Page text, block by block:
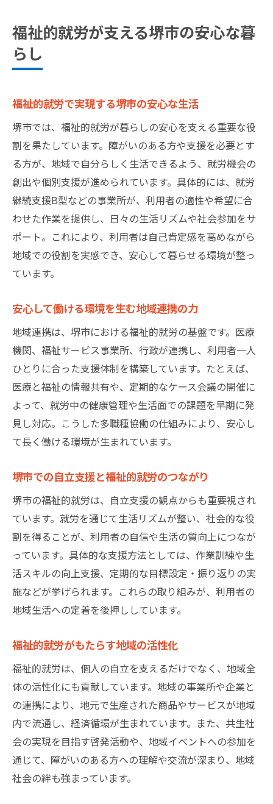
福祉的就労が支える堺市の安心な暮
らし
福祉的就労で実現する堺市の安心な生活
堺市では、福祉的就労が暮らしの安心を支える重要な役
割を果たしています。障がいのある方や支援を必要とす
る方が、地域で自分らしく生活できるよう、就労機会の
創出や個別支援が進められています。具体的には、就労
継続支援B型などの事業所が、利用者の適性や希望に合
わせた作業を提供し、日々の生活リズムや社会参加をサ
ポート。これにより、利用者は自己肯定感を高めながら
地域での役割を実感でき、安心して暮らせる環境が整っ
ています。
安心して働ける環境を生む地域連携の力
地域連携は、堺市における福祉的就労の基盤です。医療
機関、福祉サービス事業所、行政が連携し、利用者一人
ひとりに合った支援体制を構築しています。たとえば、
医療と福祉の情報共有や、定期的なケース会議の開催に
よって、就労中の健康管理や生活面での課題を早期に発
見し対応。こうした多職種協働の仕組みにより、安心し
て長く働ける環境が生まれています。
堺市での自立支援と福祉的就労のつながり
堺市の福祉的就労は、自立支援の観点からも重要視され
ています。就労を通じて生活リズムが整い、社会的な役
割を得ることが、利用者の自信や生活の質向上につなが
っています。具体的な支援方法としては、作業訓練や生
活スキルの向上支援、定期的な目標設定・振り返りの実
施などが挙げられます。これらの取り組みが、利用者の
地域生活への定着を後押ししています。
福祉的就労がもたらす地域の活性化
福祉的就労は、個人の自立を支えるだけでなく、地域全
体の活性化にも貢献しています。地域の事業所や企業と
の連携により、地元で生産された商品やサービスが地域
内で流通し、経済循環が生まれています。また、共生社
会の実現を目指す啓発活動や、地域イベントへの参加を
通じて、障がいのある方への理解や交流が深まり、地域
社会の絆も強まっています。